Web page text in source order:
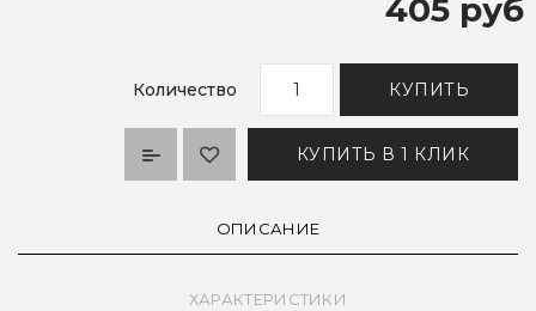
405 руб
Количество КУПИТЬ
КУПИТЬ В 1 КЛИК
ОПИСАНИЕ
ХАРАКТЕРИСТИКИ